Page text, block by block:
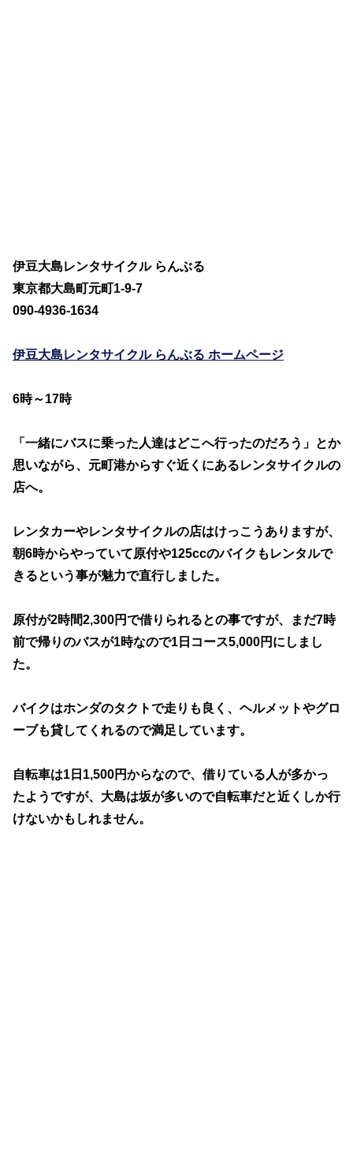
伊豆大島レンタサイクル らんぶる
東京都大島町元町1-9-7
090-4936-1634
伊豆大島レンタサイクル らんぶる ホームページ
6時～17時
「一緒にバスに乗った人達はどこへ行ったのだろう」とか
思いながら、元町港からすぐ近くにあるレンタサイクルの
店へ。
レンタカーやレンタサイクルの店はけっこうありますが、
朝6時からやっていて原付や125ccのバイクもレンタルで
きるという事が魅力で直行しました。
原付が2時間2,300円で借りられるとの事ですが、まだ7時
前で帰りのバスが1時なので1日コース5,000円にしまし
た。
バイクはホンダのタクトで走りも良く、ヘルメットやグロ
ーブも貸してくれるので満足しています。
自転車は1日1,500円からなので、借りている人が多かっ
たようですが、大島は坂が多いので自転車だと近くしか行
けないかもしれません。